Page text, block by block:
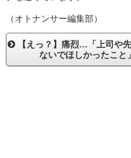
（オトナンサー編集部）
【えっ？】痛烈…「上司や
ないでほしかったこ